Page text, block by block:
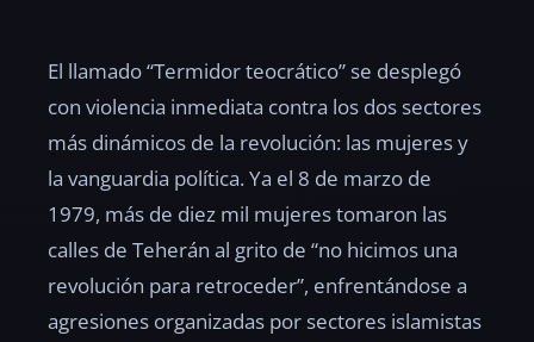
El llamado “Termidor teocrático” se desplegó
con violencia inmediata contra los dos sectores
más dinámicos de la revolución: las mujeres y
la vanguardia política. Ya el 8 de marzo de
1979, más de diez mil mujeres tomaron las
calles de Teherán al grito de “no hicimos una
revolución para retroceder”, enfrentándose a
agresiones organizadas por sectores islamistas